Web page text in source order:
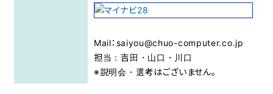
Mail：saiyou@chuo-computer.co.jp
担当：吉田・山口・川口
※説明会・選考はございません。